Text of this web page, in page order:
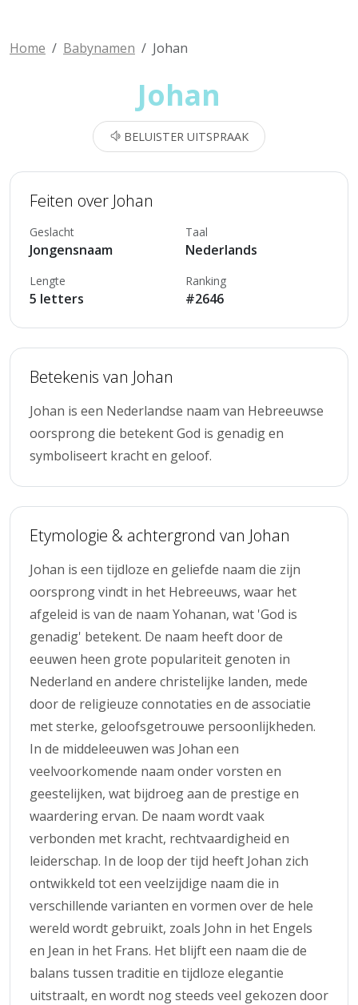
Home Babynamen Johan
Johan
BELUISTER UITSPRAAK
Feiten over Johan
Geslacht
Jongensnaam
Taal
Nederlands
Lengte
5 letters
Ranking
#2646
Betekenis van Johan
Johan is een Nederlandse naam van Hebreeuwse
oorsprong die betekent God is genadig en
symboliseert kracht en geloof.
Etymologie & achtergrond van Johan
Johan is een tijdloze en geliefde naam die zijn
oorsprong vindt in het Hebreeuws, waar het
afgeleid is van de naam Yohanan, wat 'God is
genadig' betekent. De naam heeft door de
eeuwen heen grote populariteit genoten in
Nederland en andere christelijke landen, mede
door de religieuze connotaties en de associatie
met sterke, geloofsgetrouwe persoonlijkheden.
In de middeleeuwen was Johan een
veelvoorkomende naam onder vorsten en
geestelijken, wat bijdroeg aan de prestige en
waardering ervan. De naam wordt vaak
verbonden met kracht, rechtvaardigheid en
leiderschap. In de loop der tijd heeft Johan zich
ontwikkeld tot een veelzijdige naam die in
verschillende varianten en vormen over de hele
wereld wordt gebruikt, zoals John in het Engels
en Jean in het Frans. Het blijft een naam die de
balans tussen traditie en tijdloze elegantie
uitstraalt, en wordt nog steeds veel gekozen door